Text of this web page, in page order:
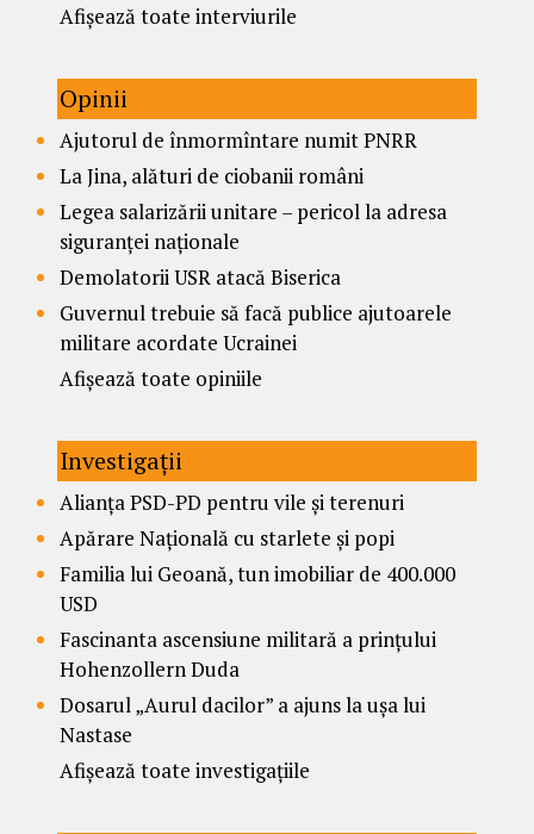
Afișează toate interviurile
Opinii
Ajutorul de înmormîntare numit PNRR
La Jina, alături de ciobanii români
Legea salarizării unitare – pericol la adresa
siguranței naționale
Demolatorii USR atacă Biserica
Guvernul trebuie să facă publice ajutoarele
militare acordate Ucrainei
Afișează toate opiniile
Investigații
Alianța PSD-PD pentru vile și terenuri
Apărare Națională cu starlete și popi
Familia lui Geoană, tun imobiliar de 400.000
USD
Fascinanta ascensiune militară a prințului
Hohenzollern Duda
Dosarul „Aurul dacilor” a ajuns la ușa lui
Nastase
Afișează toate investigațiile